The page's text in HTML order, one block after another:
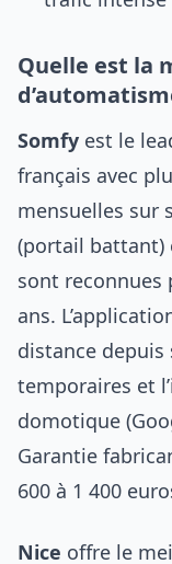
Quelle est la
Somfy est le
français avec
mensuelles sur
(portail battant)
sont reconnues
ans.
distance depuis
temporaires et
domotique
Garantie
600 à 1 400
Nice offre le